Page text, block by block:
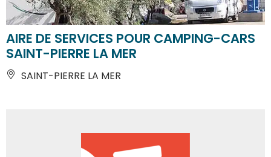
AIRE DE SERVICES POUR CAMPING-CARS
SAINT-PIERRE LA MER
SAINT-PIERRE LA MER